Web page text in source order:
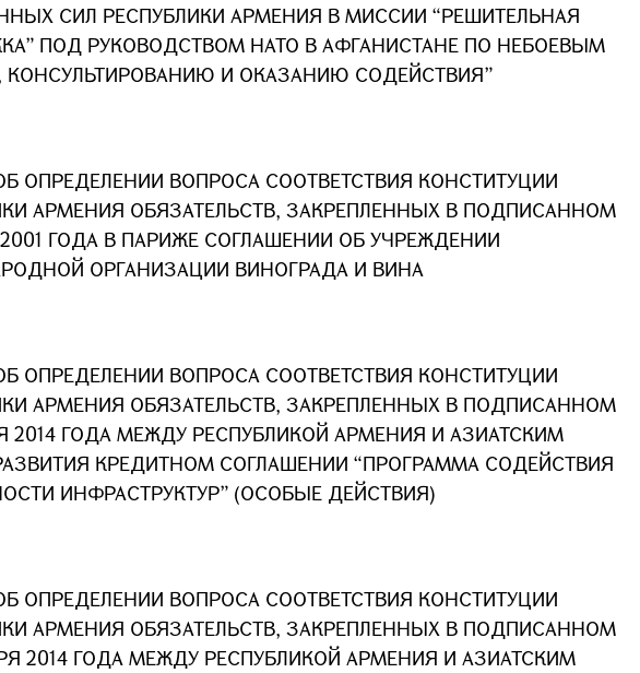
СИЛ РЕСПУБЛИКИ АРМЕНИЯ В МИССИИ “РЕШИТЕЛЬНАЯ
ПОД РУКОВОДСТВОМ НАТО В АФГАНИСТАНЕ ПО НЕБОЕВЫМ
КОНСУЛЬТИРОВАНИЮ И ОКАЗАНИЮ СОДЕЙСТВИЯ”
ОПРЕДЕЛЕНИИ ВОПРОСА СООТВЕТСТВИЯ КОНСТИТУЦИИ
АРМЕНИЯ ОБЯЗАТЕЛЬСТВ, ЗАКРЕПЛЕННЫХ В ПОДПИСАННОМ
ГОДА В ПАРИЖЕ СОГЛАШЕНИИ ОБ УЧРЕЖДЕНИИ
ОРГАНИЗАЦИИ ВИНОГРАДА И ВИНА
ОПРЕДЕЛЕНИИ ВОПРОСА СООТВЕТСТВИЯ КОНСТИТУЦИИ
АРМЕНИЯ ОБЯЗАТЕЛЬСТВ, ЗАКРЕПЛЕННЫХ В ПОДПИСАННОМ
2014 ГОДА МЕЖДУ РЕСПУБЛИКОЙ АРМЕНИЯ И АЗИАТСКИМ
КРЕДИТНОМ СОГЛАШЕНИИ “ПРОГРАММА СОДЕЙСТВИЯ
ИНФРАСТРУКТУР” (ОСОБЫЕ ДЕЙСТВИЯ)
ОПРЕДЕЛЕНИИ ВОПРОСА СООТВЕТСТВИЯ КОНСТИТУЦИИ
АРМЕНИЯ ОБЯЗАТЕЛЬСТВ, ЗАКРЕПЛЕННЫХ В ПОДПИСАННОМ
2014 ГОДА МЕЖДУ РЕСПУБЛИКОЙ АРМЕНИЯ И АЗИАТСКИМ